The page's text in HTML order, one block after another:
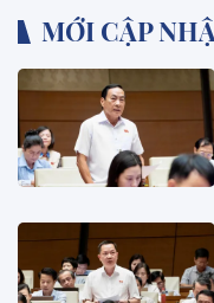
MỚI CẬP